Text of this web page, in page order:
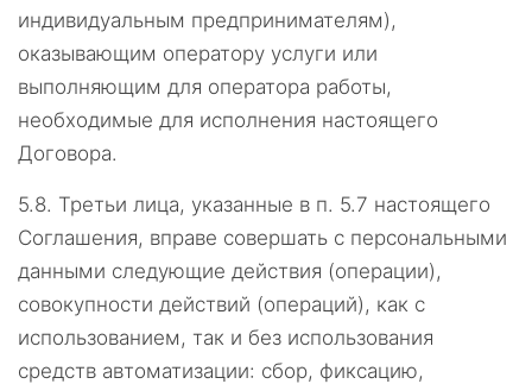
индивидуальным предпринимателям),
оказывающим оператору услуги или
выполняющим для оператора работы,
необходимые для исполнения настоящего
Договора.
5.8. Третьи лица, указанные в п. 5.7 настоящего
Соглашения, вправе совершать с персональными
данными следующие действия (операции),
совокупности действий (операций), как с
использованием, так и без использования
средств автоматизации: сбор, фиксацию,